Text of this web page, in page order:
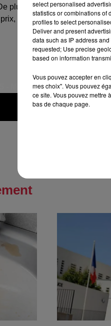
plus, les critères de ce
le nombre de
- Modifié : 25 août 2025 à
select personalised
statistics or combinations of
profiles to select
Deliver and present
data such as IP address
requested; Use precise
based on information
Vous pouvez accepter en
mes choix". Vous pouvez
ce site. Vous pouvez mettre
bas de chaque page.